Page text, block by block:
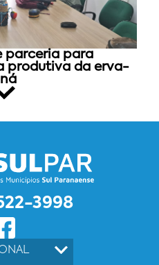
parceria para
produtiva da erva-
3998